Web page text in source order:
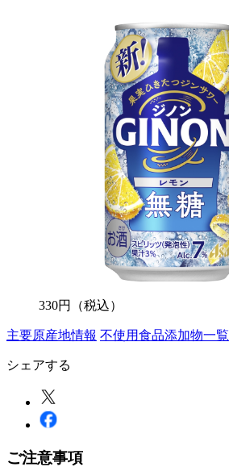
330円 （税込）
主要原産地情報 不使用食品添加物一覧
シェアする
ご注意事項